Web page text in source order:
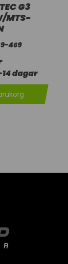
G3
MTS-
469
dagar